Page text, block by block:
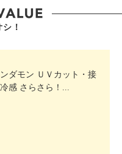
！
ダモン ＵＶカット・接
感 さらさら！...